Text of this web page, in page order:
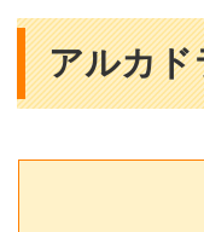
アルカド